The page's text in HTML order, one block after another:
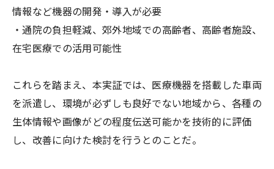
情報など機器の開発・導入が必要
・通院の負担軽減、郊外地域での高齢者、高齢者施設、
在宅医療での活用可能性
これらを踏まえ、本実証では、医療機器を搭載した車両
を派遣し、環境が必ずしも良好でない地域から、各種の
生体情報や画像がどの程度伝送可能かを技術的に評価
し、改善に向けた検討を行うとのことだ。